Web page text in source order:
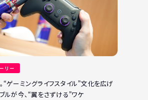
リー
“ゲーミングライフスタイル”文化を広げ
ルが今、“翼をさずける”ワケ